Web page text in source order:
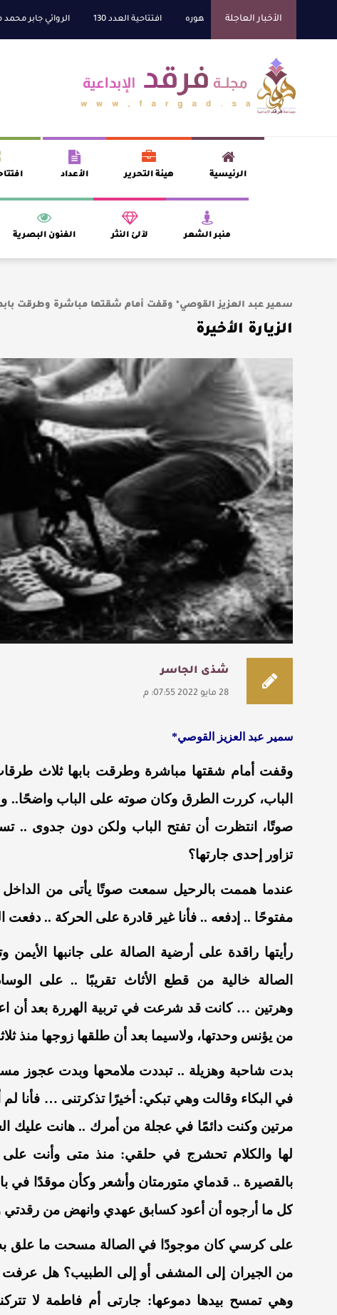
الأخبار العاجلة
الشاعر عبدالواحد بجمهوره افتتاحية العدد 130 الروائي جابر محمد مدخلي:
الرئيسية هيئة التحرير الأعداد
منبر الشعر لآلئ النثر الفنون البصرية
سمير عبد العزيز القوصي* وقفت أمام شقتها مباشرة وطرقت
الزيارة الأخيرة
شذى الجاسر
28 مايو 2022 07:55: م
سمير عبد العزيز القوصي*
وقفت أمام شقتها مباشرة وطرقت بابها ثلاث
الباب، كررت الطرق وكان صوته على الباب واضحًا..
صوتًا، انتظرت أن تفتح الباب ولكن دون جدوى ..
تزاور
إحدى جارتها؟
عندما هممت بالرحيل سمعت صوتًا يأتى من الداخل
مفتوحًا .. إ دفعه .. فأنا غير قادرة على الحركة .. دفعت
رأيتها راقدةعلى أرضية الصالة على جانبها الأيمن
الصالة خالية من قطع الأثاث تقريبًا .. على
وهرتين …كانت قد شرعت في تربية الهررة بعد أن
من يؤنس وحدتها، ولاسيما بعد أن طلقها زوجها منذ
بدت شاحبة وهزيلة ..تبددت ملامحها وبدت عجوز
في البكاء وقالت وهي تبكي: أخيرًا تذكرتنى … فأنا لم
مرتين وكنت دائمًا في عجلة من أمرك ..هانت عليك
لها والكلام تحشرج في حلقي: منذ متى وأنت على
بالقصيرة ..قدماي متورمتان وأشعر وكأن موقدًا في
كل ما أرجوه أن أعودكسابق عهدي وانهض من رقدتي
على كرسي كان موجودًا في الصالة مسحت ما علق
من
الجيران إلى المشفى أو لى الطبيب؟ هل عرفت
وهي تمسح بيدها دموعها: جارتى أم فاطمة لا